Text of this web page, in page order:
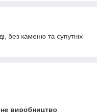
без каменю та супутніх
виробництво